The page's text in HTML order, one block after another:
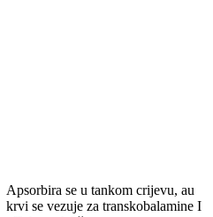
Apsorbira se u tankom crijevu, au
krvi se vezuje za transkobalamine I